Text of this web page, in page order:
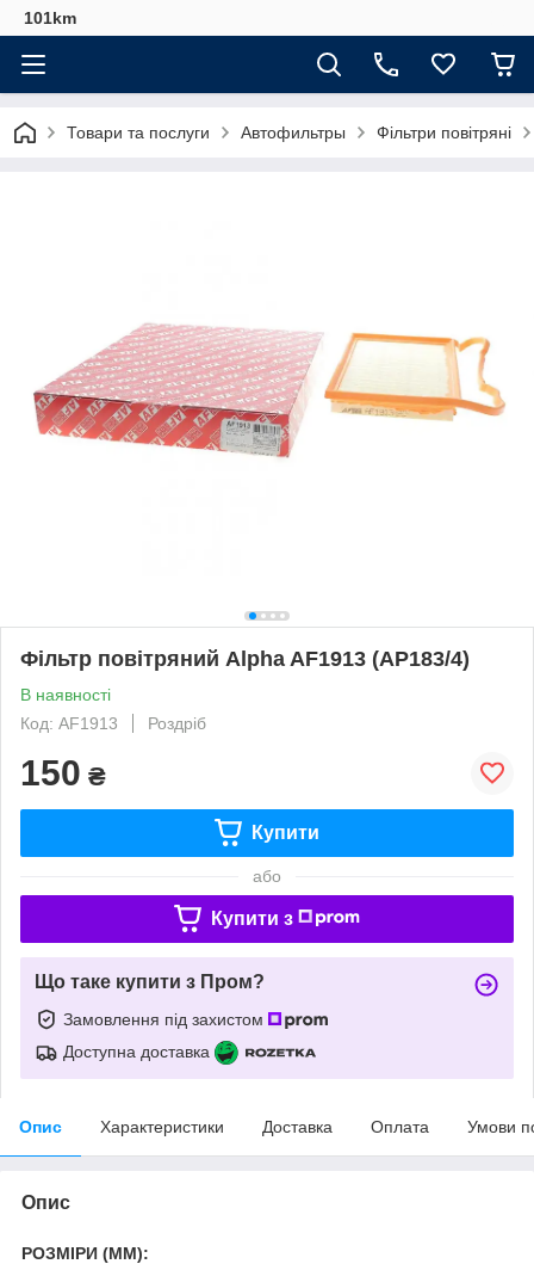
101km
Товари та послуги Автофильтры Фільтри повітряні
Фільтр повітряний Alpha AF1913 (AP183/4)
В наявності
Код: AF1913
Роздріб
150 ₴
Купити
або
Купити з
Що таке купити з Пром?
Замовлення під захистом
Доступна доставка
Опис Характеристики Доставка Оплата Умови
Опис
РОЗМІРИ (MM):